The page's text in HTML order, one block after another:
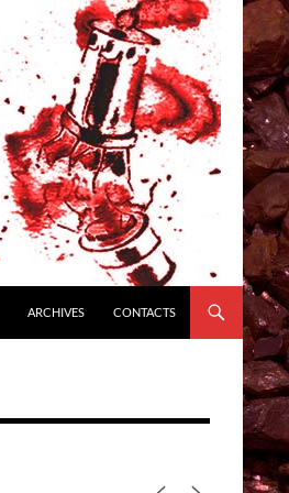
ARCHIVES CONTACTS